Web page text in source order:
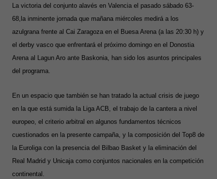
La victoria del conjunto alavés en Valencia el pasado sábado 63-
68,la inminente jornada que mañana miércoles medirá a los
azulgrana frente al Cai Zaragoza en el Buesa Arena (a las 20:30 h) y
el derby vasco que enfrentará el próximo domingo en el Donostia
Arena al Lagun Aro ante Baskonia, han sido los asuntos principales
del programa.
En un espacio que también se han tratado la actual crisis de juego
en la que está sumida la Liga ACB, el trabajo de la cantera a nivel
europeo, el criterio arbitral en algunos fundamentos técnicos
cuestionados en la presente campaña, y la composición del Top8 de
la Euroliga con la presencia del Bilbao Basket y la eliminación del
Real Madrid y Unicaja como conjuntos nacionales en la competición
continental.